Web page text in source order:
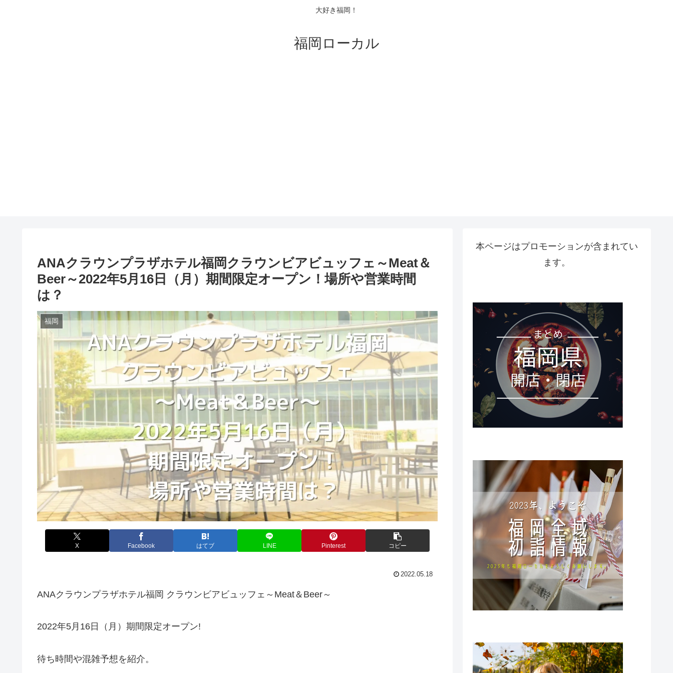
大好き福岡！
福岡ローカル
ANAクラウンプラザホテル福岡クラウンビアビュッフェ～Meat＆
Beer～2022年5月16日（月）期間限定オープン！場所や営業時間
は？
福岡
X Facebook はてブ LINE Pinterest コピー
2022.05.18
ANAクラウンプラザホテル福岡 クラウンビアビュッフェ～Meat＆Beer～
2022年5月16日（月）期間限定オープン!
待ち時間や混雑予想を紹介。
本ページはプロモーションが含まれてい
ます。